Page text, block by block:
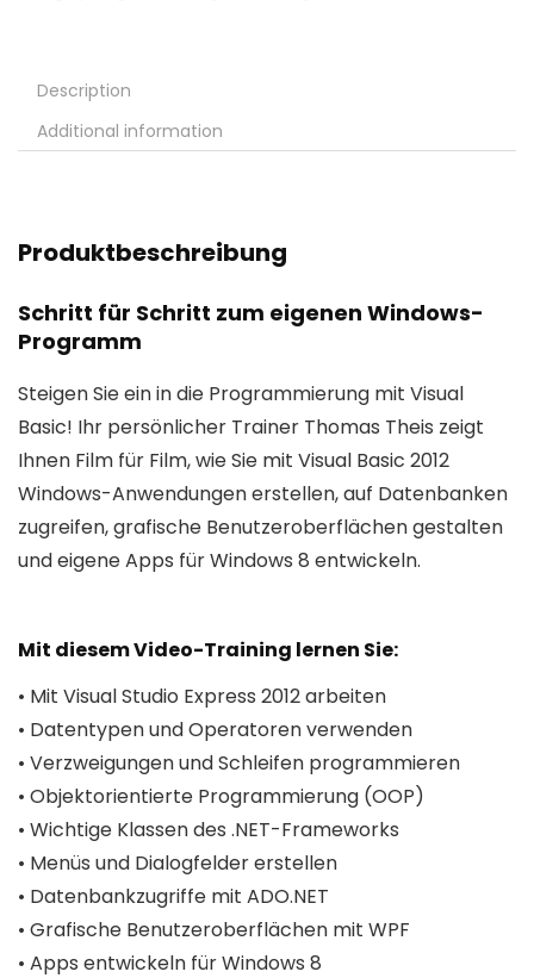
Description
Additional information
Produktbeschreibung
Schritt für Schritt zum eigenen Windows-
Programm
Steigen Sie ein in die Programmierung mit Visual
Basic! Ihr persönlicher Trainer Thomas Theis zeigt
Ihnen Film für Film, wie Sie mit Visual Basic 2012
Windows-Anwendungen erstellen, auf Datenbanken
zugreifen, grafische Benutzeroberflächen gestalten
und eigene Apps für Windows 8 entwickeln.
Mit diesem Video-Training lernen Sie:
• Mit Visual Studio Express 2012 arbeiten
• Datentypen und Operatoren verwenden
• Verzweigungen und Schleifen programmieren
• Objektorientierte Programmierung (OOP)
• Wichtige Klassen des .NET-Frameworks
• Menüs und Dialogfelder erstellen
• Datenbankzugriffe mit ADO.NET
• Grafische Benutzeroberflächen mit WPF
• Apps entwickeln für Windows 8